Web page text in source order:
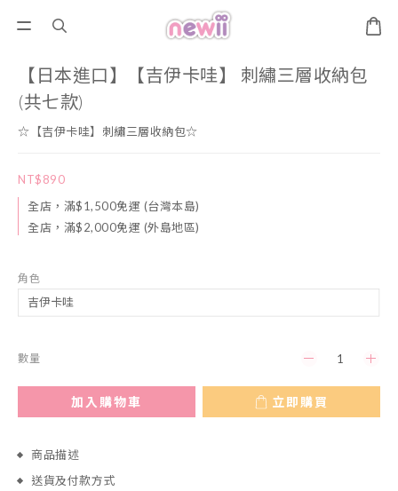
【日本進口】【吉伊卡哇】 刺繡三層收納包
(共七款)
☆【吉伊卡哇】刺繡三層收納包☆
NT$890
全店，滿$1,500免運 (台灣本島)
全店，滿$2,000免運 (外島地區)
角色
數量
加入購物車 立即購買
商品描述
送貨及付款方式